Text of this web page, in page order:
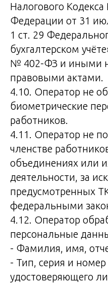
Налогового Кодекса
Федерации от 31
1 ст. 29
бухгалтерском
№ 402-ФЗ и иными
правовыми актами.
4.10. Оператор не
биометрические
работников.
4.11. Оператор не
членстве
объединениях или
деятельности, за
предусмотренных
федеральными
4.12. Оператор
персональные
- Фамилия, имя,
- Тип, серия и
удостоверяющего